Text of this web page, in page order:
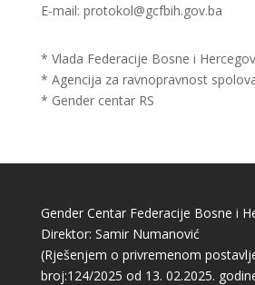
E-mail: protokol@gcfbih.gov.ba
* Vlada Federacije Bosne i
* Agencija za ravnopravnost
* Gender centar RS
Gender Centar Federacije Bosne i
Direktor: Samir Numanović
(Rješenjem o privremenom
broj:124/2025 od 13. 02.2025.